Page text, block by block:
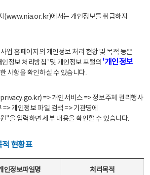
(www.nia.or.kr)에서는 개인정보를 취급하지
업 홈페이지의 개인정보 처리 현황 및 목적 등은
정보 처리방침' 및 개인정보 포털의 '개인정보
사항을 확인하실 수 있습니다.
=> 개인서비스 => 정보주체 권리행사
개인정보 파일 검색 => 기관명에
"을 입력하면 세부 내용을 확인할 수 있습니다.
적 현황표
인정보파일명 처리목적